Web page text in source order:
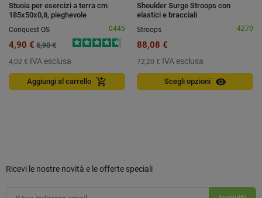
Stuoia per esercizi a terra cm
185x50x0,8, pieghevole
Conquest OS
0445
4,90 € 5,90 €
4,02 € IVA esclusa
Aggiungi al carrello add_shopping_cart
Shoulder Surge Stroops con
elastici e bracciali
Stroops
4270
88,08 €
72,20 € IVA esclusa
Scegli opzioni visibility
Ricevi le nostre novità e le offerte speciali